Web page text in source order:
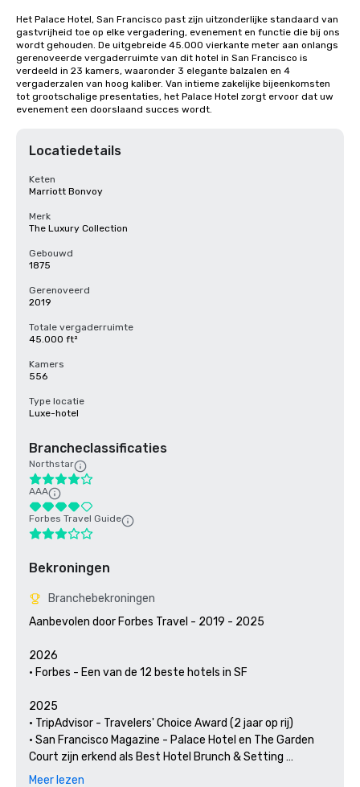
Het Palace Hotel, San Francisco past zijn uitzonderlijke standaard van
gastvrijheid toe op elke vergadering, evenement en functie die bij ons
wordt gehouden. De uitgebreide 45.000 vierkante meter aan onlangs
gerenoveerde vergaderruimte van dit hotel in San Francisco is
verdeeld in 23 kamers, waaronder 3 elegante balzalen en 4
vergaderzalen van hoog kaliber. Van intieme zakelijke bijeenkomsten
tot grootschalige presentaties, het Palace Hotel zorgt ervoor dat uw
evenement een doorslaand succes wordt.
Locatiedetails
Keten
Marriott Bonvoy
Merk
The Luxury Collection
Gebouwd
1875
Gerenoveerd
2019
Totale vergaderruimte
45.000 ft²
Kamers
556
Type locatie
Luxe-hotel
Brancheclassificaties
Northstar
AAA
Forbes Travel Guide
Bekroningen
Branchebekroningen
Aanbevolen door Forbes Travel - 2019 - 2025
2026
• Forbes - Een van de 12 beste hotels in SF
2025
• TripAdvisor - Travelers' Choice Award (2 jaar op rij)
• San Francisco Magazine - Palace Hotel en The Garden
Court zijn erkend als Best Hotel Brunch & Setting
• Hospitality Net - De 27 beste plaatsen om minstens één
Meer lezen